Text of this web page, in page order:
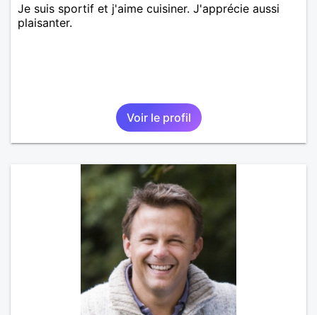
Je suis sportif et j'aime cuisiner. J'apprécie aussi
plaisanter.
Voir le profil